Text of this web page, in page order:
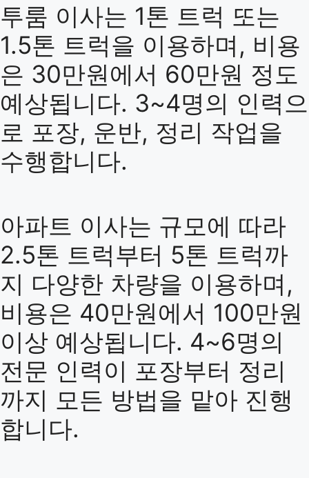
투룸 이사는 1톤 트럭 또는
1.5톤 트럭을 이용하며, 비용
은 30만원에서 60만원 정도
예상됩니다. 3~4명의 인력으
로 포장, 운반, 정리 작업을
수행합니다.
아파트 이사는 규모에 따라
2.5톤 트럭부터 5톤 트럭까
지 다양한 차량을 이용하며,
비용은 40만원에서 100만원
이상 예상됩니다. 4~6명의
전문 인력이 포장부터 정리
까지 모든 방법을 맡아 진행
합니다.